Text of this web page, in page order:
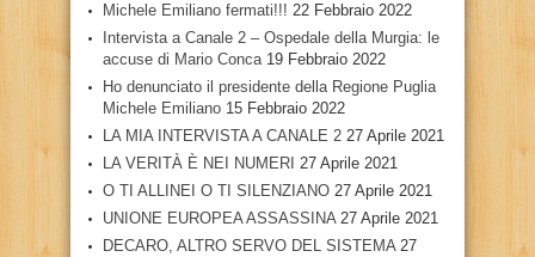
Michele Emiliano fermati!!! 22 Febbraio 2022
Intervista a Canale 2 – Ospedale della Murgia: le
accuse di Mario Conca 19 Febbraio 2022
Ho denunciato il presidente della Regione Puglia
Michele Emiliano 15 Febbraio 2022
LA MIA INTERVISTA A CANALE 2 27 Aprile 2021
LA VERITÀ È NEI NUMERI 27 Aprile 2021
O TI ALLINEI O TI SILENZIANO 27 Aprile 2021
UNIONE EUROPEA ASSASSINA 27 Aprile 2021
DECARO, ALTRO SERVO DEL SISTEMA 27